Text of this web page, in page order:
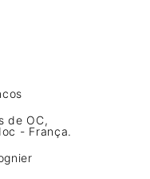
de OC,
- França.